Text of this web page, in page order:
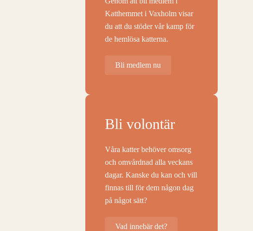
Katthemmet i Vaxholm visar
du att du stöder vår kamp för
de hemlösa katterna.
Bli medlem nu
Bli volontär
Våra katter behöver omsorg
och omvårdnad alla veckans
dagar. Kanske du kan och vill
finnas till för dem någon dag
på något sätt?
Vad innebär det?